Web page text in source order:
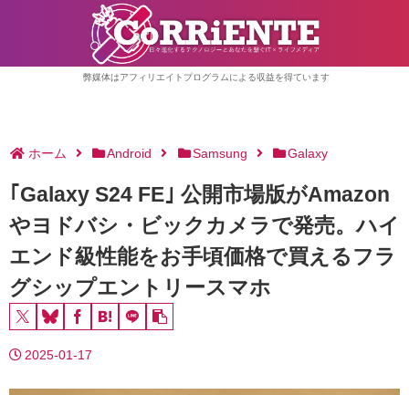
弊媒体はアフィリエイトプログラムによる収益を得ています
ホーム Android Samsung Galaxy
｢Galaxy S24 FE｣ 公開市場版がAmazon
やヨドバシ・ビックカメラで発売。ハイ
エンド級性能をお手頃価格で買えるフラ
グシップエントリースマホ
2025-01-17